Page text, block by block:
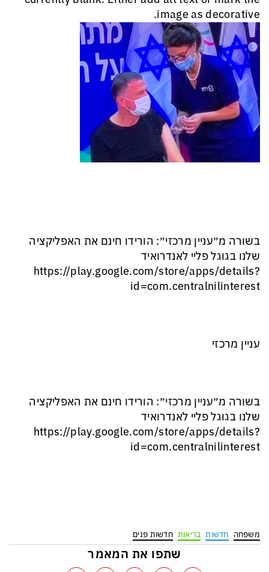
בשורה מ״עניין מרכזי״: הורידו חינם את האפליקציה
שלנו בגוגל פליי לאנדרואיד
‏https://play.google.com/store/apps/details?
id=com.centralnilinterest
עניין מרכזי
בשורה מ״עניין מרכזי״: הורידו חינם את האפליקציה
שלנו בגוגל פליי לאנדרואיד
‏https://play.google.com/store/apps/details?
id=com.centralnilinterest
משפחה חדשות בריאות חדשות פנים
שתפו את המאמר